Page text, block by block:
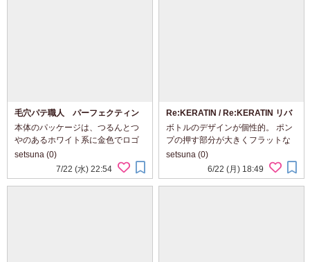
毛穴パテ職人 パーフェクティン
グパウダー
本体のパッケージは、つるんとつ
やのあるホワイト系に金色でロゴ
デザインがあしらわれたシンプル
きれいめなもの。 幅広い世代が持
ちやすいデザイン、私も好きで
setsuna (0)
7/22 (水) 22:54
Re:KERATIN / Re:KERATIN リバ
ーシ リペア シャンプー/ヘアトリー
トメント
ボトルのデザインが個性的。 ポン
プの押す部分が大きくフラットな
面になってます。 シックな金色、
高級感ある瓶のようなデザイン。
おしゃれなのはもちろん、面が広
setsuna (0)
6/22 (月) 18:49